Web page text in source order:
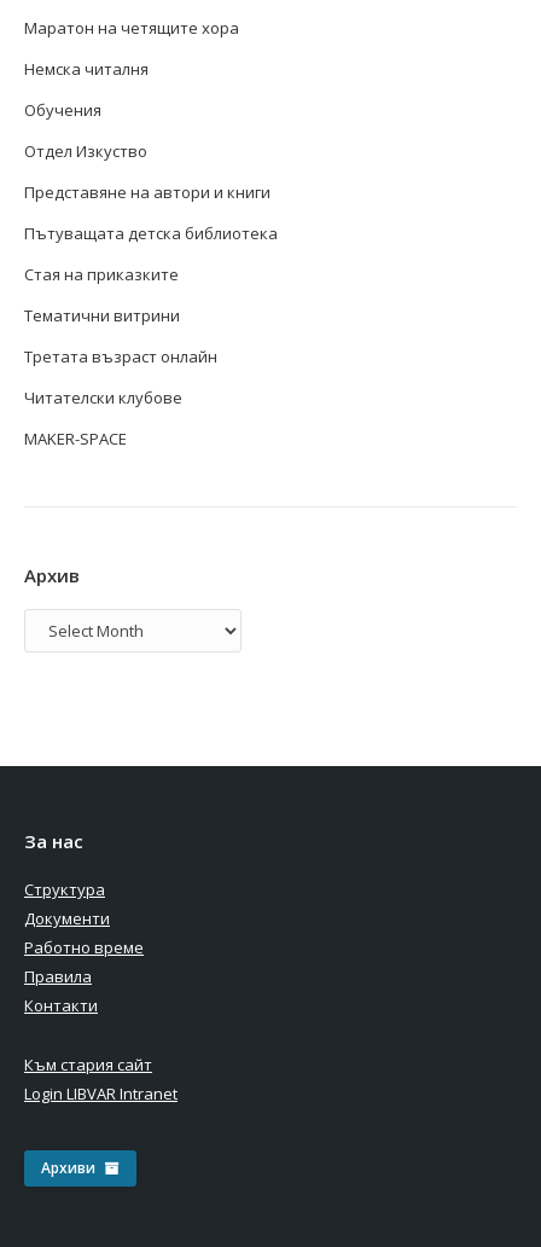
Маратон на четящите хора
Немска читалня
Обучения
Отдел Изкуство
Представяне на автори и книги
Пътуващата детска библиотека
Стая на приказките
Тематични витрини
Третата възраст онлайн
Читателски клубове
MAKER-SPACE
Архив
Архив
За нас
Структура
Документи
Работно време
Правила
Контакти
Към стария сайт
Login LIBVAR Intranet
Архиви